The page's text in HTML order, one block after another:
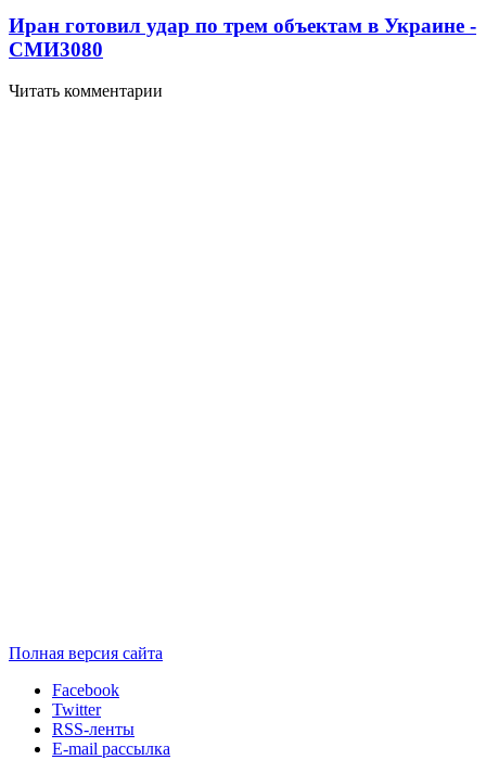
Иран готовил удар по трем объектам в Украине -
СМИ3080
Читать комментарии
Полная версия сайта
Facebook
Twitter
RSS-ленты
E-mail рассылка